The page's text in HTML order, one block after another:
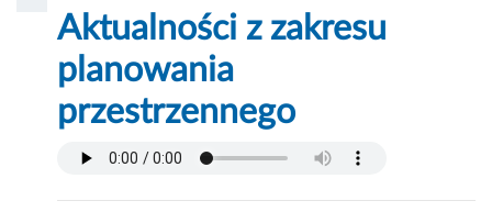
Aktualności z zakresu
planowania
przestrzennego